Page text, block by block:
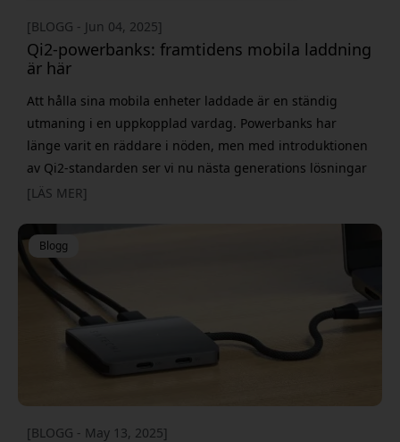
[BLOGG - Jun 04, 2025]
Qi2-powerbanks: framtidens mobila laddning
är här
Att hålla sina mobila enheter laddade är en ständig
utmaning i en uppkopplad vardag. Powerbanks har
länge varit en räddare i nöden, men med introduktionen
av Qi2-standarden ser vi nu nästa generations lösningar
ta form. Denna nya standard lovar inte bara snabbare
bekväm upplevelse tack vare magnetisk precision. Qi2,
uttalas "tji två", är den senaste st
[LÄS MER]
Blogg
[BLOGG - May 13, 2025]